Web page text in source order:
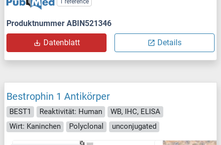
1 reference
Produktnummer ABIN521346
Datenblatt Details
Bestrophin 1 Antikörper
BEST1 Reaktivität: Human
WB, IHC, ELISA
Wirt: Kaninchen
Polyclonal unconjugated